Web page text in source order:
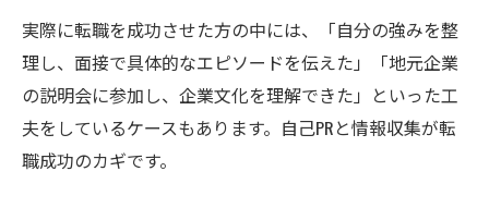
実際に転職を成功させた方の中には、「自分の強みを整
理し、面接で具体的なエピソードを伝えた」「地元企業
の説明会に参加し、企業文化を理解できた」といった工
夫をしているケースもあります。自己PRと情報収集が転
職成功のカギです。